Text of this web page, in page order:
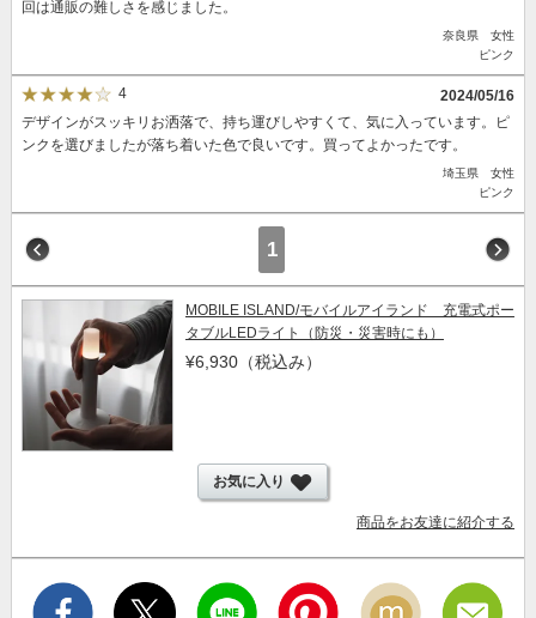
回は通販の難しさを感じました。
奈良県 女性
ピンク
4
2024/05/16
デザインがスッキリお洒落で、持ち運びしやすくて、気に入っています。ピ
ンクを選びましたが落ち着いた色で良いです。買ってよかったです。
埼玉県 女性
ピンク
1
MOBILE ISLAND/モバイルアイランド 充電式ポー
タブルLEDライト（防災・災害時にも）
¥6,930（税込み）
お気に入り
商品をお友達に紹介する